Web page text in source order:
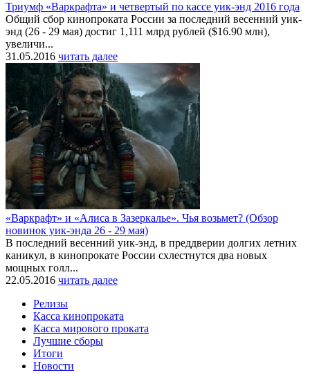
Триумф «Варкрафта» и четвертый по кассе уик-энд 2016 года
Общий сбор кинопроката России за последний весенний уик-
энд (26 - 29 мая) достиг 1,111 млрд рублей ($16.90 млн),
увеличи...
31.05.2016 читать далее
«Варкрафт» и «Алиса в Зазеркалье». Чья возьмет? (Обзор
новинок уик-энда 26 - 29 мая)
В последний весенний уик-энд, в преддверии долгих летних
каникул, в кинопрокате России схлестнутся два новых
мощных голл...
22.05.2016 читать далее
Релизы
Касса кинопроката
Касса мирового проката
Лучшие сборы
Итоги
Новости